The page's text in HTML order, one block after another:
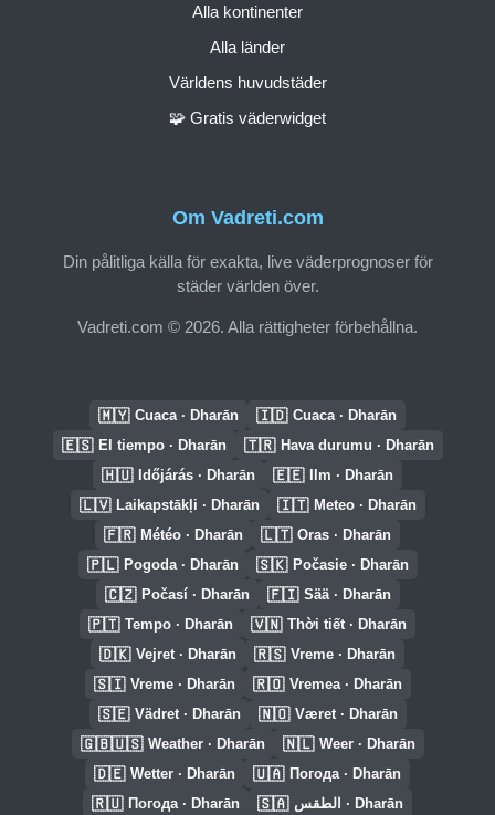
Om Vadreti.com
Din pålitliga källa för exakta, live väderprognoser för
städer världen över.
Vadreti.com © 2026. Alla rättigheter förbehållna.
Alla kontinenter
Alla länder
Världens huvudstäder
🧩 Gratis väderwidget
🇲🇾 Cuaca · Dharān 🇮🇩 Cuaca · Dharān
🇪🇸 El tiempo · Dharān 🇹🇷 Hava durumu · Dharān
🇭🇺 Időjárás · Dharān 🇪🇪 Ilm · Dharān
🇱🇻 Laikapstākļi · Dharān 🇮🇹 Meteo · Dharān
🇫🇷 Météo · Dharān 🇱🇹 Oras · Dharān
🇵🇱 Pogoda · Dharān 🇸🇰 Počasie · Dharān
🇨🇿 Počasí · Dharān 🇫🇮 Sää · Dharān
🇵🇹 Tempo · Dharān 🇻🇳 Thời tiết · Dharān
🇩🇰 Vejret · Dharān 🇷🇸 Vreme · Dharān
🇸🇮 Vreme · Dharān 🇷🇴 Vremea · Dharān
🇸🇪 Vädret · Dharān 🇳🇴 Været · Dharān
🇬🇧🇺🇸 Weather · Dharān 🇳🇱 Weer · Dharān
🇩🇪 Wetter · Dharān 🇺🇦 Погода · Dharān
🇷🇺 Погода · Dharān 🇸🇦 الطقس · Dharān